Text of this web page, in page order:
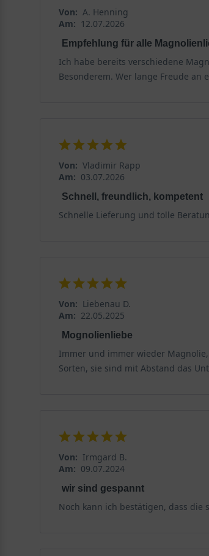
Von: A. Henning
Am: 12.07.2026
Empfehlung für alle
Ich habe bereits verschiedene
Besonderem. Wer lange Freude
Von: Vladimir Rapp
Am: 03.07.2026
Schnell, freundlich, kompetent
Schnelle Lieferung und tolle
Von: Liebenau D.
Am: 22.05.2025
Mognolienliebe
Immer und immer wieder
Sorten, sie sind mit Abstand das
Von: Irmgard B.
Am: 09.07.2024
wir sind gespannt
Noch kann ich bestätigen, dass